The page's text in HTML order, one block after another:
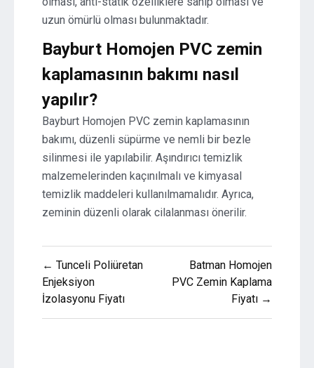
uzun ömürlü olması bulunmaktadır.
Bayburt Homojen PVC zemin
kaplamasının bakımı nasıl
yapılır?
Bayburt Homojen PVC zemin kaplamasının
bakımı, düzenli süpürme ve nemli bir bezle
silinmesi ile yapılabilir. Aşındırıcı temizlik
malzemelerinden kaçınılmalı ve kimyasal
temizlik maddeleri kullanılmamalıdır. Ayrıca,
zeminin düzenli olarak cilalanması önerilir.
Yazı
gezinmesi
← Tunceli Poliüretan
Enjeksiyon
İzolasyonu Fiyatı
Batman Homojen
PVC Zemin Kaplama
Fiyatı →